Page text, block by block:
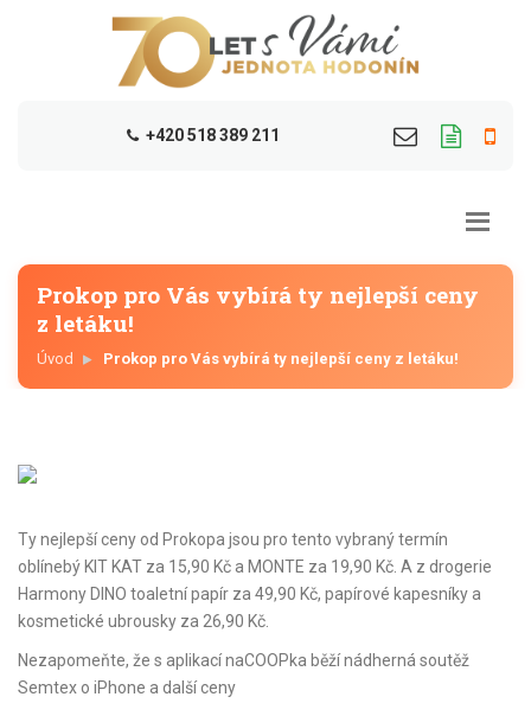
+420 518 389 211
Prokop pro Vás vybírá ty nejlepší ceny
z letáku!
Úvod Prokop pro Vás vybírá ty nejlepší ceny z letáku!
Ty nejlepší ceny od Prokopa jsou pro tento vybraný termín
oblínebý KIT KAT za 15,90 Kč a MONTE za 19,90 Kč. A z drogerie
Harmony DINO toaletní papír za 49,90 Kč, papírové kapesníky a
kosmetické ubrousky za 26,90 Kč.
Nezapomeňte, že s aplikací naCOOPka běží nádherná soutěž
Semtex o iPhone a další ceny